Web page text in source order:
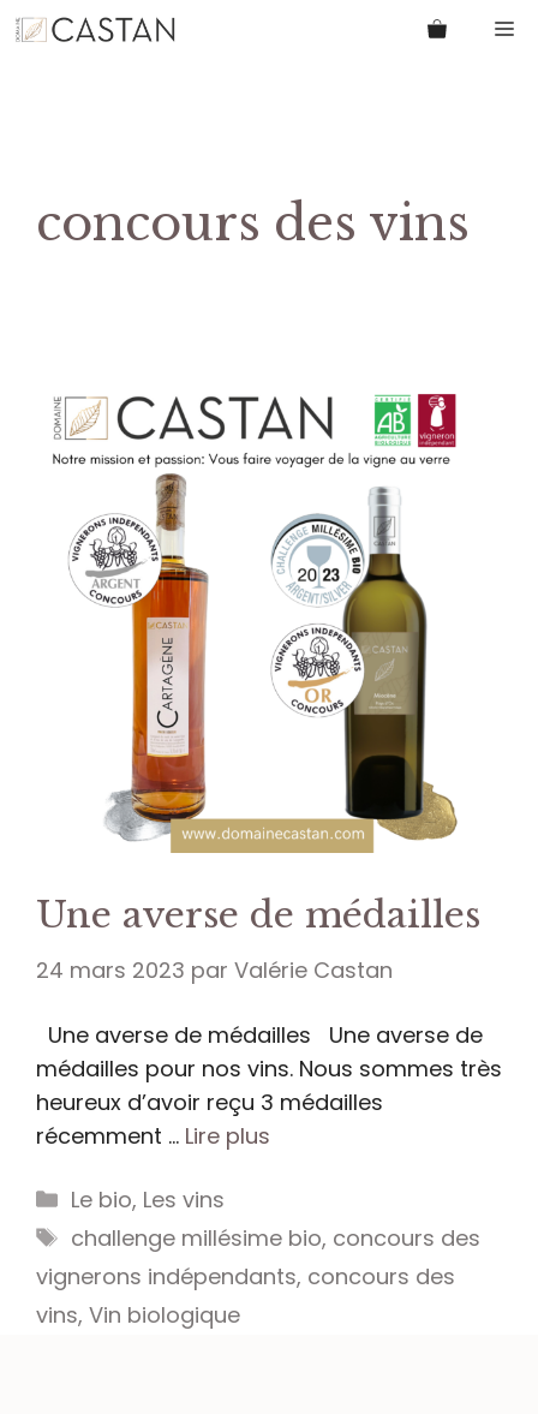
Aller
au
concours des vins
Une averse de médailles
24 mars 2023 par Valérie Castan
Une averse de médailles Une averse de
médailles pour nos vins. Nous sommes très
heureux d’avoir reçu 3 médailles
récemment … Lire plus
Catégories
Le bio, Les vins
Étiquettes
challenge millésime bio, concours des
vignerons indépendants, concours des
vins, Vin biologique